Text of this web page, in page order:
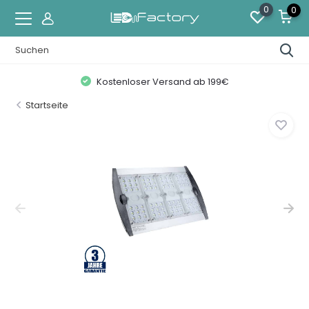
0 0
Kostenloser Versand ab 199€
Startseite